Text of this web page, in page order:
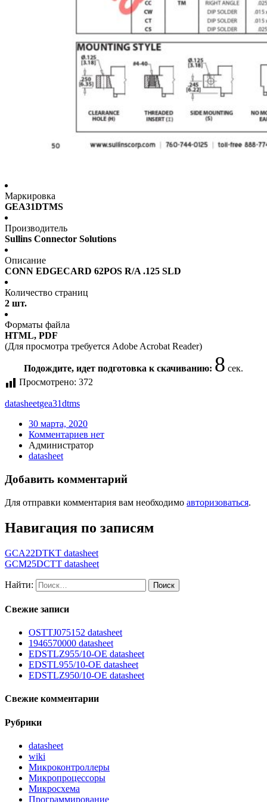
Маркировка
GEA31DTMS
Производитель
Sullins Connector Solutions
Описание
CONN EDGECARD 62POS R/A .125 SLD
Количество страниц
2 шт.
Форматы файла
HTML, PDF
(Для просмотра требуется Adobe Acrobat Reader)
Подождите, идет подготовка к скачиванию: 8 сек.
Просмотрено: 372
datasheetgea31dtms
30 марта, 2020
Комментариев нет
Администратор
datasheet
Добавить комментарий
Для отправки комментария вам необходимо авторизоваться.
Навигация по записям
GCA22DTKT datasheet
GCM25DCTT datasheet
Найти:
Свежие записи
OSTTJ075152 datasheet
1946570000 datasheet
EDSTLZ955/10-OE datasheet
EDSTL955/10-OE datasheet
EDSTLZ950/10-OE datasheet
Свежие комментарии
Рубрики
datasheet
wiki
Микроконтроллеры
Микропроцессоры
Микросхема
Программирование